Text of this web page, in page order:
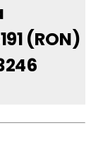
(RON)